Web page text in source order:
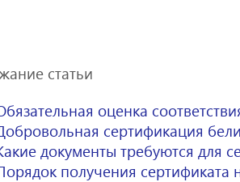
статьи
оценка
сертификация
документы требуются для
получения сертификата